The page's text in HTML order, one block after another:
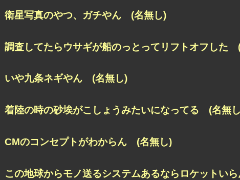
衛星写真のやつ、ガチやん (名無し)
調査してたらウサギが船のっとってリフトオフした
いや九条ネギやん (名無し)
着陸の時の砂埃がこしょうみたいになってる (名無
CMのコンセプトがわからん (名無し)
この地球からモノ送るシステムあるならロケットい